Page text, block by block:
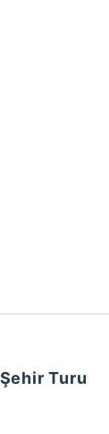
Turu